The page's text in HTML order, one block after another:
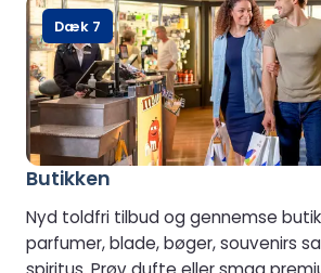
Butikken
Nyd toldfri tilbud og gennemse
parfumer, blade, bøger, souvenirs
Dæk 7